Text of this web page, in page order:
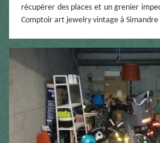
récupérer des places et un grenier
Comptoir art jewelry vintage à Simandre